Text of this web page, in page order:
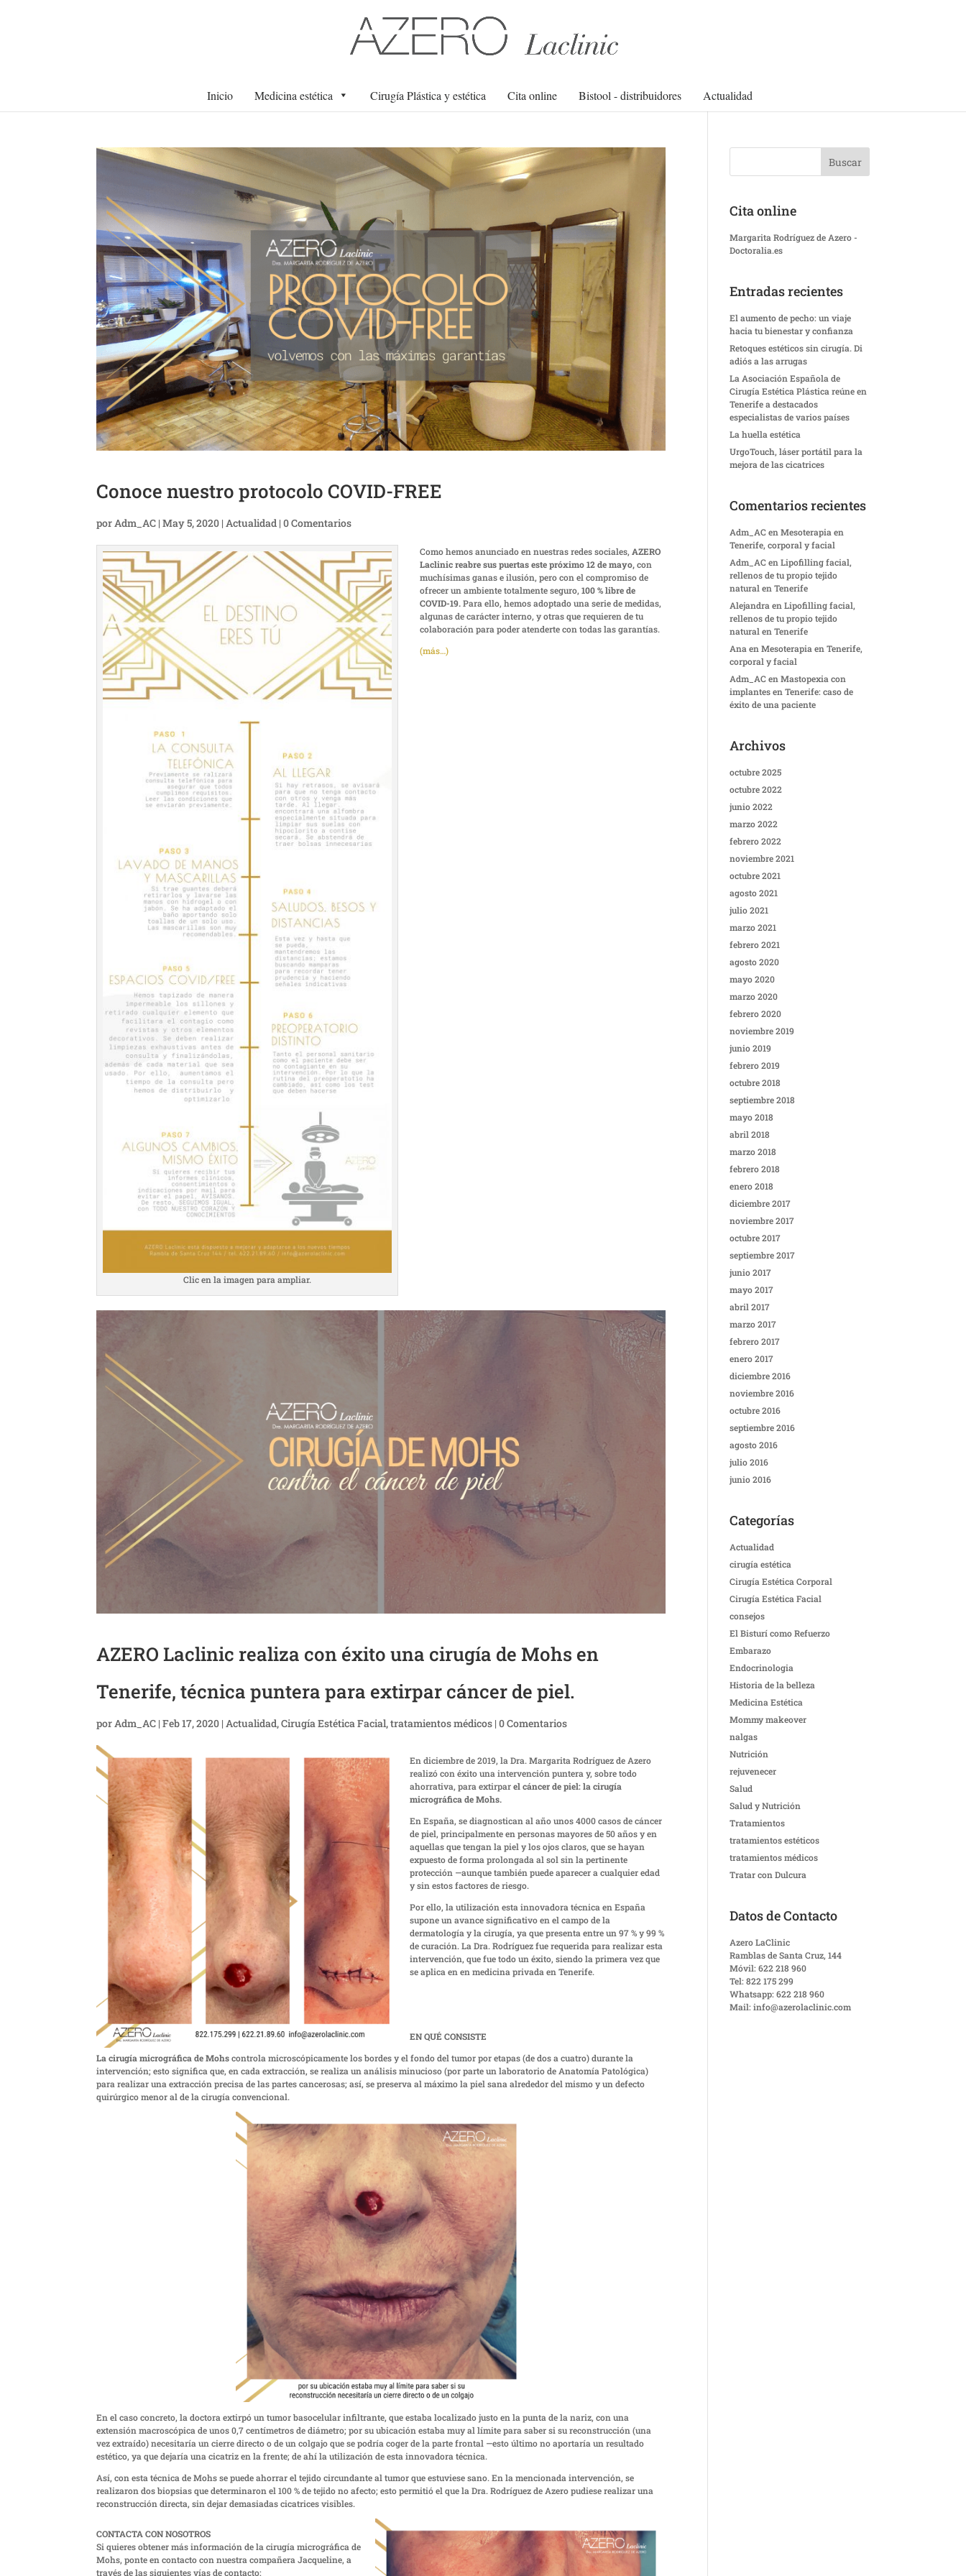
Inicio Medicina estética Cirugía Plástica y estética Cita online Bistool - distribuidores Actualidad
Conoce nuestro protocolo COVID-FREE
porAdm_AC |May 5, 2020 |Actualidad |0 Comentarios
Clic en la imagen para ampliar.
Como hemos anunciado en nuestras redes sociales, AZERO
Laclinic reabre sus puertas este próximo 12 de mayo, con
muchísimas ganas e ilusión, pero con el compromiso de
ofrecer un ambiente totalmente seguro,100 % libre de
COVID-19.Para ello, hemos adoptado una serie de medidas,
algunas de carácter interno, y otras que requieren de tu
colaboración para poder atenderte con todas las garantías.
(más…)
AZERO Laclinic realiza con éxito una cirugía de Mohs en
Tenerife, técnica puntera para extirpar cáncer de piel.
porAdm_AC |Feb 17, 2020 |Actualidad,Cirugía Estética Facial,tratamientos médicos |0 Comentarios
En diciembre de 2019, la Dra. Margarita Rodríguez de Azero
realizó con éxito una intervención puntera y, sobre todo
ahorrativa, para extirparel cáncer de piel: la cirugía
micrográfica de Mohs.
En España, se diagnostican al año unos 4000 casos de cáncer
de piel, principalmente en personas mayores de 50 años y en
aquellas que tengan la piel y los ojos claros, que se hayan
expuesto de forma prolongada al sol sin la pertinente
protección —aunque también puede aparecer a cualquier edad
y sin estos factores de riesgo.
Por ello, la utilización esta innovadora técnica en España
supone un avance significativo en el campo de la
dermatología y la cirugía, ya que presenta entre un 97 % y 99 %
de curación. La Dra. Rodríguez fue requerida para realizar esta
intervención, que fue todo un éxito, siendo la primera vez que
se aplica en en medicina privada en Tenerife.
EN QUÉ CONSISTE
La cirugía micrográfica de Mohscontrola microscópicamente los bordes y el fondo del tumor por etapas (de dos a cuatro) durante la
intervención; esto significa que, en cada extracción, se realiza un análisis minucioso (por parte un laboratorio de Anatomía Patológica)
para realizar una extracción precisa de las partes cancerosas; así, se preserva al máximo la piel sana alrededor del mismo y un defecto
quirúrgico menor al de la cirugía convencional.
En el caso concreto, la doctora extirpó un tumor basocelular infiltrante, que estaba localizado justo en la punta de la nariz, con una
extensión macroscópica de unos 0,7 centímetros de diámetro; por su ubicación estaba muy al límite para saber si su reconstrucción (una
vez extraído) necesitaría un cierre directo o de un colgajo que se podría coger de la parte frontal —esto último no aportaría un resultado
estético, ya que dejaría una cicatriz en la frente; de ahí la utilización de esta innovadora técnica.
Así, con esta técnica de Mohs se puede ahorrar el tejido circundante al tumor que estuviese sano. En la mencionada intervención, se
realizaron dos biopsias que determinaron el 100 % de tejido no afecto; esto permitió el que la Dra. Rodríguez de Azero pudiese realizar una
reconstrucción directa, sin dejar demasiadas cicatrices visibles.
CONTACTA CON NOSOTROS
Si quieres obtener más información de la cirugía micrográfica de
Mohs, ponte en contacto con nuestra compañera Jacqueline, a
través de las siguientes vías de contacto:
Cita online
Margarita Rodríguez de Azero -
Doctoralia.es
Entradas recientes
El aumento de pecho: un viaje
hacia tu bienestar y confianza
Retoques estéticos sin cirugía. Di
adiós a las arrugas
La Asociación Española de
Cirugía Estética Plástica reúne en
Tenerife a destacados
especialistas de varios países
La huella estética
UrgoTouch, láser portátil para la
mejora de las cicatrices
Comentarios recientes
Adm_AC enMesoterapia en
Tenerife, corporal y facial
Adm_AC enLipofilling facial,
rellenos de tu propio tejido
natural en Tenerife
Alejandra enLipofilling facial,
rellenos de tu propio tejido
natural en Tenerife
Ana enMesoterapia en Tenerife,
corporal y facial
Adm_AC enMastopexia con
implantes en Tenerife: caso de
éxito de una paciente
Archivos
octubre 2025
octubre 2022
junio 2022
marzo 2022
febrero 2022
noviembre 2021
octubre 2021
agosto 2021
julio 2021
marzo 2021
febrero 2021
agosto 2020
mayo 2020
marzo 2020
febrero 2020
noviembre 2019
junio 2019
febrero 2019
octubre 2018
septiembre 2018
mayo 2018
abril 2018
marzo 2018
febrero 2018
enero 2018
diciembre 2017
noviembre 2017
octubre 2017
septiembre 2017
junio 2017
mayo 2017
abril 2017
marzo 2017
febrero 2017
enero 2017
diciembre 2016
noviembre 2016
octubre 2016
septiembre 2016
agosto 2016
julio 2016
junio 2016
Categorías
Actualidad
cirugía estética
Cirugía Estética Corporal
Cirugía Estética Facial
consejos
El Bisturí como Refuerzo
Embarazo
Endocrinologia
Historia de la belleza
Medicina Estética
Mommy makeover
nalgas
Nutrición
rejuvenecer
Salud
Salud y Nutrición
Tratamientos
tratamientos estéticos
tratamientos médicos
Tratar con Dulcura
Datos de Contacto
Azero LaClinic
Ramblas de Santa Cruz, 144
Móvil: 622 218 960
Tel: 822 175 299
Whatsapp: 622 218 960
Mail: info@azerolaclinic.com